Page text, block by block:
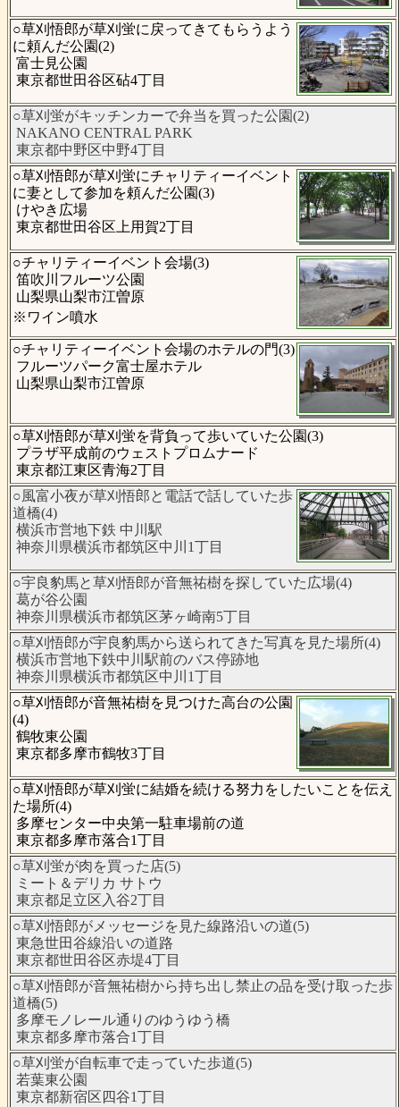
○草刈悟郎が草刈蛍に戻ってきてもらうよう
に頼んだ公園(2)
富士見公園
東京都世田谷区砧4丁目
○草刈蛍がキッチンカーで弁当を買った公園(2)
NAKANO CENTRAL PARK
東京都中野区中野4丁目
○草刈悟郎が草刈蛍にチャリティーイベント
に妻として参加を頼んだ公園(3)
けやき広場
東京都世田谷区上用賀2丁目
○チャリティーイベント会場(3)
笛吹川フルーツ公園
山梨県山梨市江曽原
※ワイン噴水
○チャリティーイベント会場のホテルの門(3)
フルーツパーク富士屋ホテル
山梨県山梨市江曽原
○草刈悟郎が草刈蛍を背負って歩いていた公園(3)
プラザ平成前のウェストプロムナード
東京都江東区青海2丁目
○風富小夜が草刈悟郎と電話で話していた歩
道橋(4)
横浜市営地下鉄 中川駅
神奈川県横浜市都筑区中川1丁目
○宇良豹馬と草刈悟郎が音無祐樹を探していた広場(4)
葛が谷公園
神奈川県横浜市都筑区茅ヶ崎南5丁目
○草刈悟郎が宇良豹馬から送られてきた写真を見た場所(4)
横浜市営地下鉄中川駅前のバス停跡地
神奈川県横浜市都筑区中川1丁目
○草刈悟郎が音無祐樹を見つけた高台の公園
(4)
鶴牧東公園
東京都多摩市鶴牧3丁目
○草刈悟郎が草刈蛍に結婚を続ける努力をしたいことを伝え
た場所(4)
多摩センター中央第一駐車場前の道
東京都多摩市落合1丁目
○草刈蛍が肉を買った店(5)
ミート＆デリカ サトウ
東京都足立区入谷2丁目
○草刈悟郎がメッセージを見た線路沿いの道(5)
東急世田谷線沿いの道路
東京都世田谷区赤堤4丁目
○草刈悟郎が音無祐樹から持ち出し禁止の品を受け取った歩
道橋(5)
多摩モノレール通りのゆうゆう橋
東京都多摩市落合1丁目
○草刈蛍が自転車で走っていた歩道(5)
若葉東公園
東京都新宿区四谷1丁目